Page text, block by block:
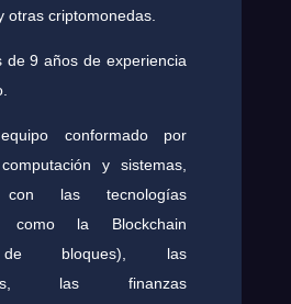
otras criptomonedas.
de 9 años de experiencia
conformado por
y sistemas,
con las tecnologías
como la Blockchain
de bloques), las
las finanzas